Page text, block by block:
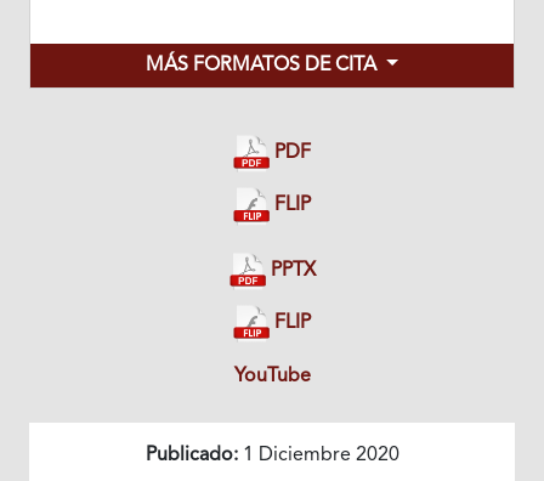
MÁS FORMATOS DE CITA
PDF
FLIP
PPTX
FLIP
YouTube
Publicado:1 Diciembre 2020